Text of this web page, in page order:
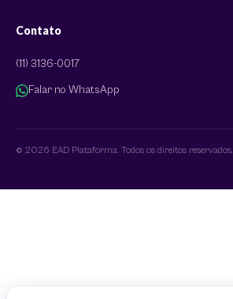
Contato
(11) 3136-0017
Falar no WhatsApp
© 2026 EAD Plataforma. Todos os direitos reservados.